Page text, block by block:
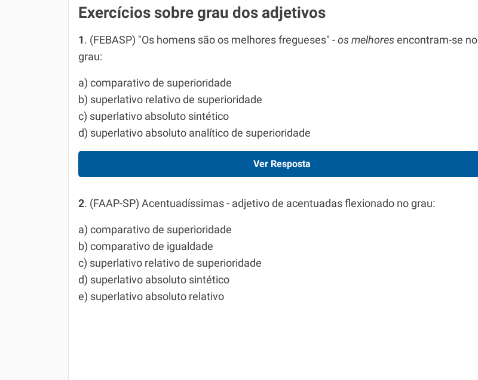
Exercícios sobre grau dos adjetivos
1 . (FEBASP) "Os homens são os melho­res fregueses" - os melhores en­contram-se no
grau:
a) comparativo de superioridade
b) superlativo relativo de superioridade
c) superlativo absoluto sintético
d) superlativo absoluto analítico de superioridade
Ver Resposta
2. (FAAP-SP) Acentuadíssimas - adje­tivo de acentuadas flexionado no grau:
a) comparativo de superioridade
b) comparativo de igualdade
c) superlativo relativo de superioridade
d) superlativo absoluto sintético
e) superlativo absoluto relativo